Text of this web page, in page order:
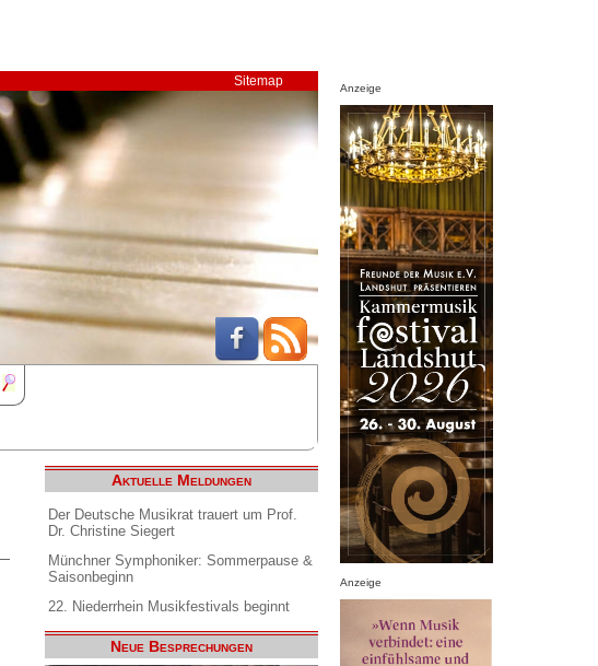
Sitemap
Aktuelle Meldungen
Der Deutsche Musikrat trauert um Prof.
Dr. Christine Siegert
Münchner Symphoniker: Sommerpause &
Saisonbeginn
22. Niederrhein Musikfestivals beginnt
Neue Besprechungen
Anzeige
Anzeige